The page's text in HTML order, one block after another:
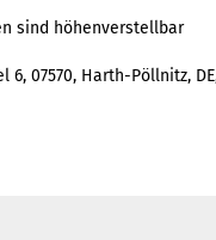
sind höhenverstellbar
07570, Harth-Pöllnitz,